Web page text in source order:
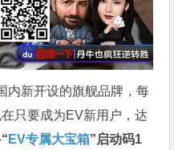
内新开设的旗舰品牌，每
只要成为EV新用户，达
“ EV专属大宝箱”启动码1